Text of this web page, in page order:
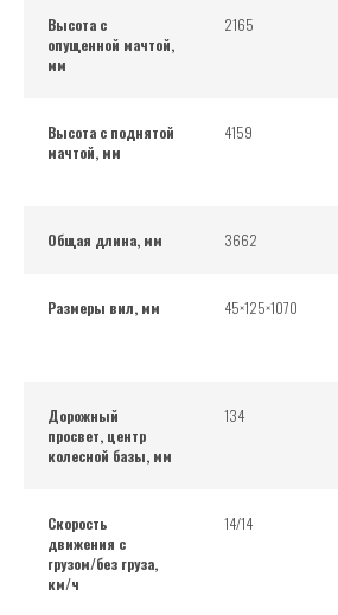
Высота с
опущенной мачтой,
мм
2165
Высота с поднятой
мачтой, мм
4159
Общая длина, мм 3662
Размеры вил, мм 45×125×1070
Дорожный
просвет, центр
колесной базы, мм
134
Скорость
движения с
грузом/без груза,
км/ч
14/14